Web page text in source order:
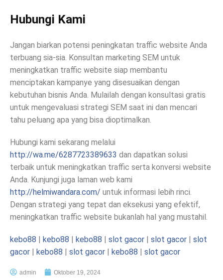
Hubungi Kami
Jangan biarkan potensi peningkatan traffic website Anda
terbuang sia-sia. Konsultan marketing SEM untuk
meningkatkan traffic website siap membantu
menciptakan kampanye yang disesuaikan dengan
kebutuhan bisnis Anda. Mulailah dengan konsultasi gratis
untuk mengevaluasi strategi SEM saat ini dan mencari
tahu peluang apa yang bisa dioptimalkan.
Hubungi kami sekarang melalui
http://wa.me/6287723389633 dan dapatkan solusi
terbaik untuk meningkatkan traffic serta konversi website
Anda. Kunjungi juga laman web kami
http://helmiwandara.com/ untuk informasi lebih rinci.
Dengan strategi yang tepat dan eksekusi yang efektif,
meningkatkan traffic website bukanlah hal yang mustahil.
kebo88 | kebo88 | kebo88 | slot gacor | slot gacor | slot
gacor | kebo88 | slot gacor | kebo88 | slot gacor
admin Oktober 19, 2024